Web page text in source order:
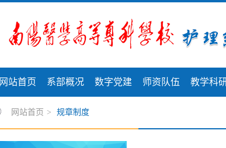
网站首页 系部概况 数字党建 师资队伍 教学科
网站首页 > 规章制度